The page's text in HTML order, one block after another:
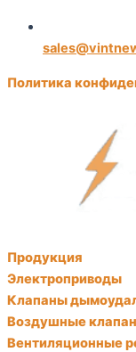
Политика
Продукция
Электроприводы
Клапаны
Воздушные
Вентиляционные